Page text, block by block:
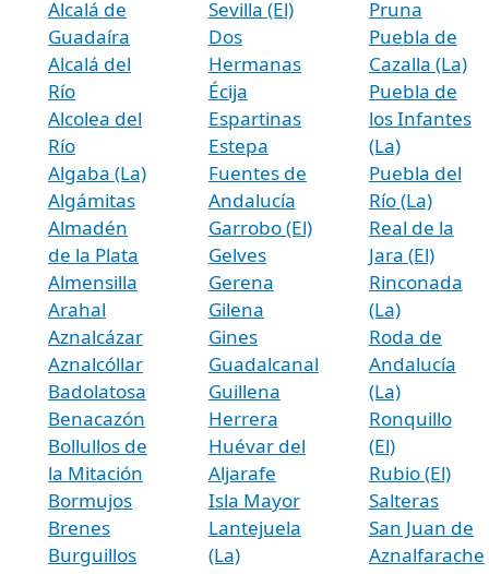
Alcalá de
Guadaíra
Alcalá del
Río
Alcolea del
Río
Algaba (La)
Algámitas
Almadén
de la Plata
Almensilla
Arahal
Aznalcázar
Aznalcóllar
Badolatosa
Benacazón
Bollullos de
la Mitación
Bormujos
Brenes
Burguillos
Sevilla (El)
Dos
Hermanas
Écija
Espartinas
Estepa
Fuentes de
Andalucía
Garrobo (El)
Gelves
Gerena
Gilena
Gines
Guadalcanal
Guillena
Herrera
Huévar del
Aljarafe
Isla Mayor
Lantejuela
(La)
Pruna
Puebla de
Cazalla (La)
Puebla de
los Infantes
(La)
Puebla del
Río (La)
Real de la
Jara (El)
Rinconada
(La)
Roda de
Andalucía
(La)
Ronquillo
(El)
Rubio (El)
Salteras
San Juan de
Aznalfarache